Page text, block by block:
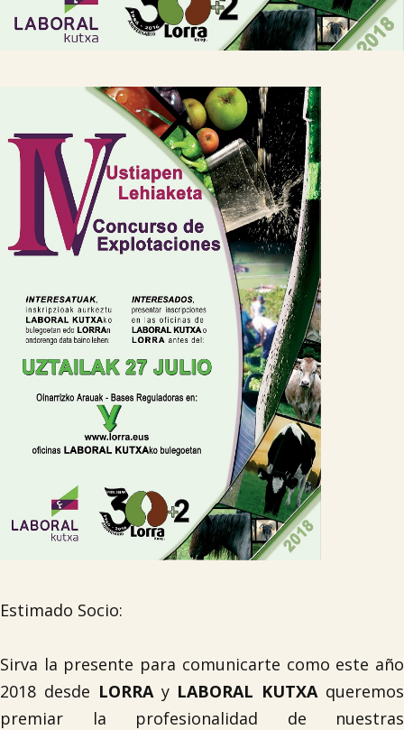
Estimado Socio:
Sirva la presente para comunicarte como este año
2018 desde LORRAy LABORAL KUTXAqueremos
premiar la profesionalidad de nuestras